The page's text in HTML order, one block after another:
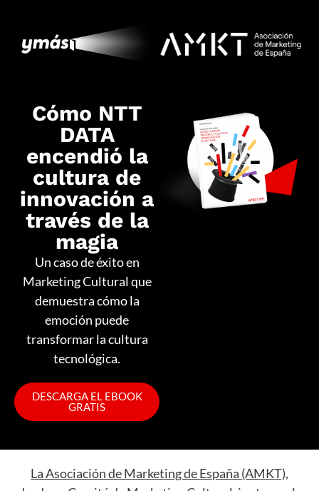
Cómo NTT
DATA
encendió la
cultura de
innovación a
través de la
magia
Un caso de éxito en
Marketing Cultural que
demuestra cómo la
emoción puede
transformar la cultura
tecnológica.
DESCARGA EL EBOOK
GRATIS
La Asociación de Marketing de España (AMKT),